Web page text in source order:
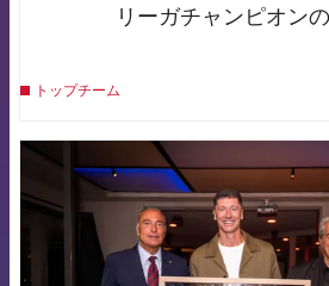
リーガチャンピオン
トップチーム
FCB